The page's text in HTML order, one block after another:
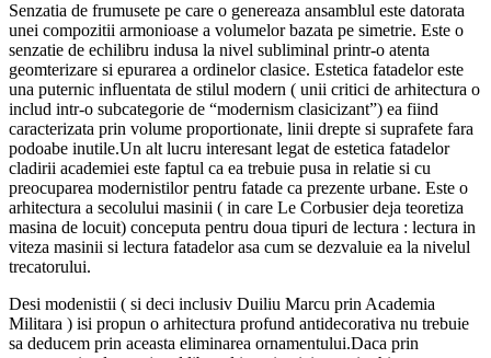
Senzatia de frumusete pe care o genereaza ansamblul este datorata
unei compozitii armonioase a volumelor bazata pe simetrie. Este o
senzatie de echilibru indusa la nivel subliminal printr-o atenta
geomterizare si epurarea a ordinelor clasice. Estetica fatadelor este
una puternic influentata de stilul modern ( unii critici de arhitectura o
includ intr-o subcategorie de “modernism clasicizant”) ea fiind
caracterizata prin volume proportionate, linii drepte si suprafete fara
podoabe inutile.Un alt lucru interesant legat de estetica fatadelor
cladirii academiei este faptul ca ea trebuie pusa in relatie si cu
preocuparea modernistilor pentru fatade ca prezente urbane. Este o
arhitectura a secolului masinii ( in care Le Corbusier deja teoretiza
masina de locuit) conceputa pentru doua tipuri de lectura : lectura in
viteza masinii si lectura fatadelor asa cum se dezvaluie ea la nivelul
trecatorului.
Desi modenistii ( si deci inclusiv Duiliu Marcu prin Academia
Militara ) isi propun o arhitectura profund antidecorativa nu trebuie
sa deducem prin aceasta eliminarea ornamentului.Daca prin